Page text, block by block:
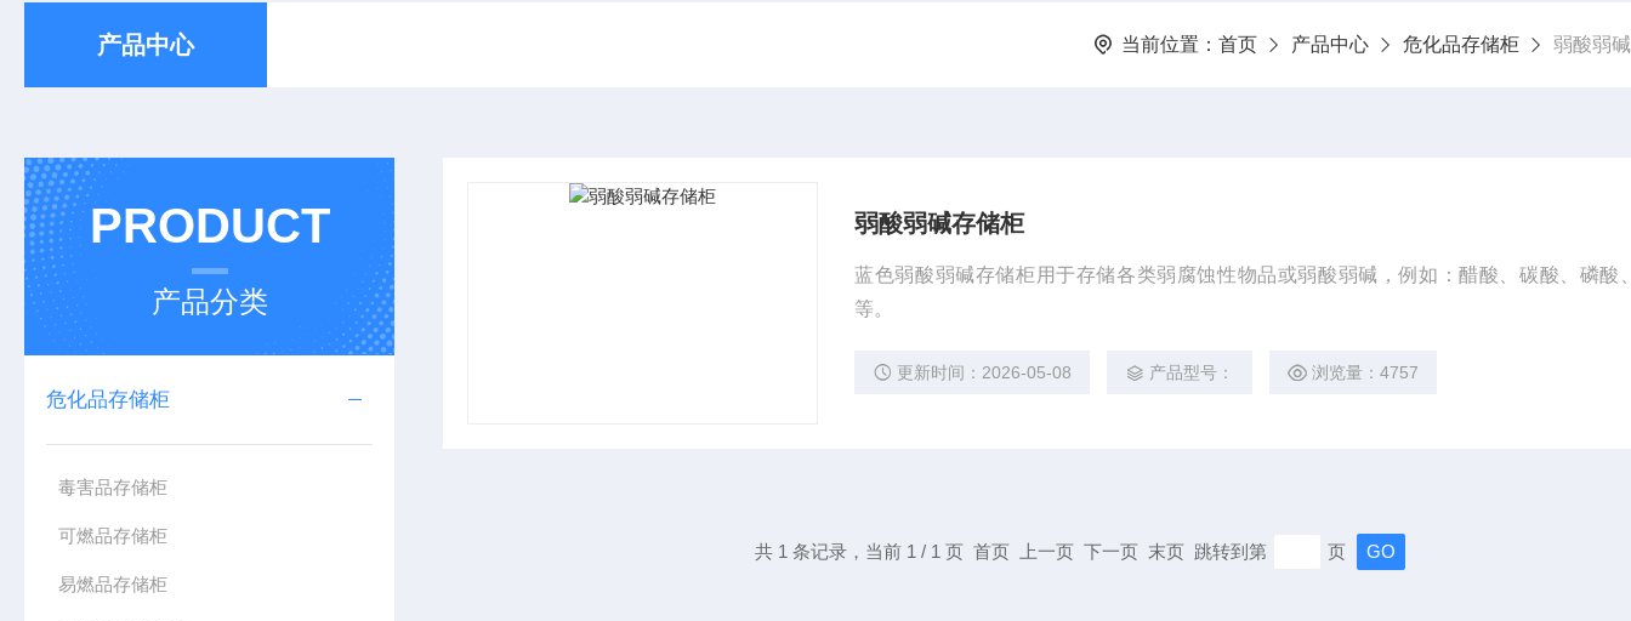
产品中心 当前位置： 首页 产品中心 危化品存储柜 弱酸弱
PRODUCT
产品分类
危化品存储柜
毒害品存储柜
可燃品存储柜
易燃品存储柜
弱酸弱碱存储柜
蓝色弱酸弱碱存储柜用于存储各类弱腐蚀性物品或弱酸弱碱，例如：醋酸、碳酸、磷酸
等。
更新时间：2026-05-08 产品型号： 浏览量：4757
共 1 条记录，当前 1 / 1 页 首页 上一页 下一页 末页 跳转到第 页